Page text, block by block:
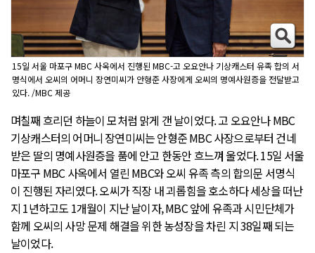
15일 서울 마포구 MBC 사옥에서 진행된 MBC-고 오요안나 기상캐스터 유족 합의 서
명식에서 오씨의 어머니 장연미씨가 안형준 사장에게 오씨의 명예사원증을 전달받고
있다. /MBC 제공
며칠째 흐리던 하늘이 모처럼 맑게 갠 날이었다. 고 오요안나 MBC
기상캐스터의 어머니 장연미씨는 안형준 MBC 사장으로부터 건네
받은 딸의 명예사원증을 품에 안고 한동안 흐느껴 울었다. 15일 서울
마포구 MBC 사옥에서 열린 MBC와 오씨 유족 측의 합의문 서명식
이 진행된 자리였다. 오씨가 직장 내 괴롭힘을 호소하다 세상을 떠난
지 1년하고도 1개월이 지난 날이자, MBC 앞에 유족과 시민단체가
함께 오씨의 사망 문제 해결을 위한 농성장을 차린 지 38일째 되는
날이었다.